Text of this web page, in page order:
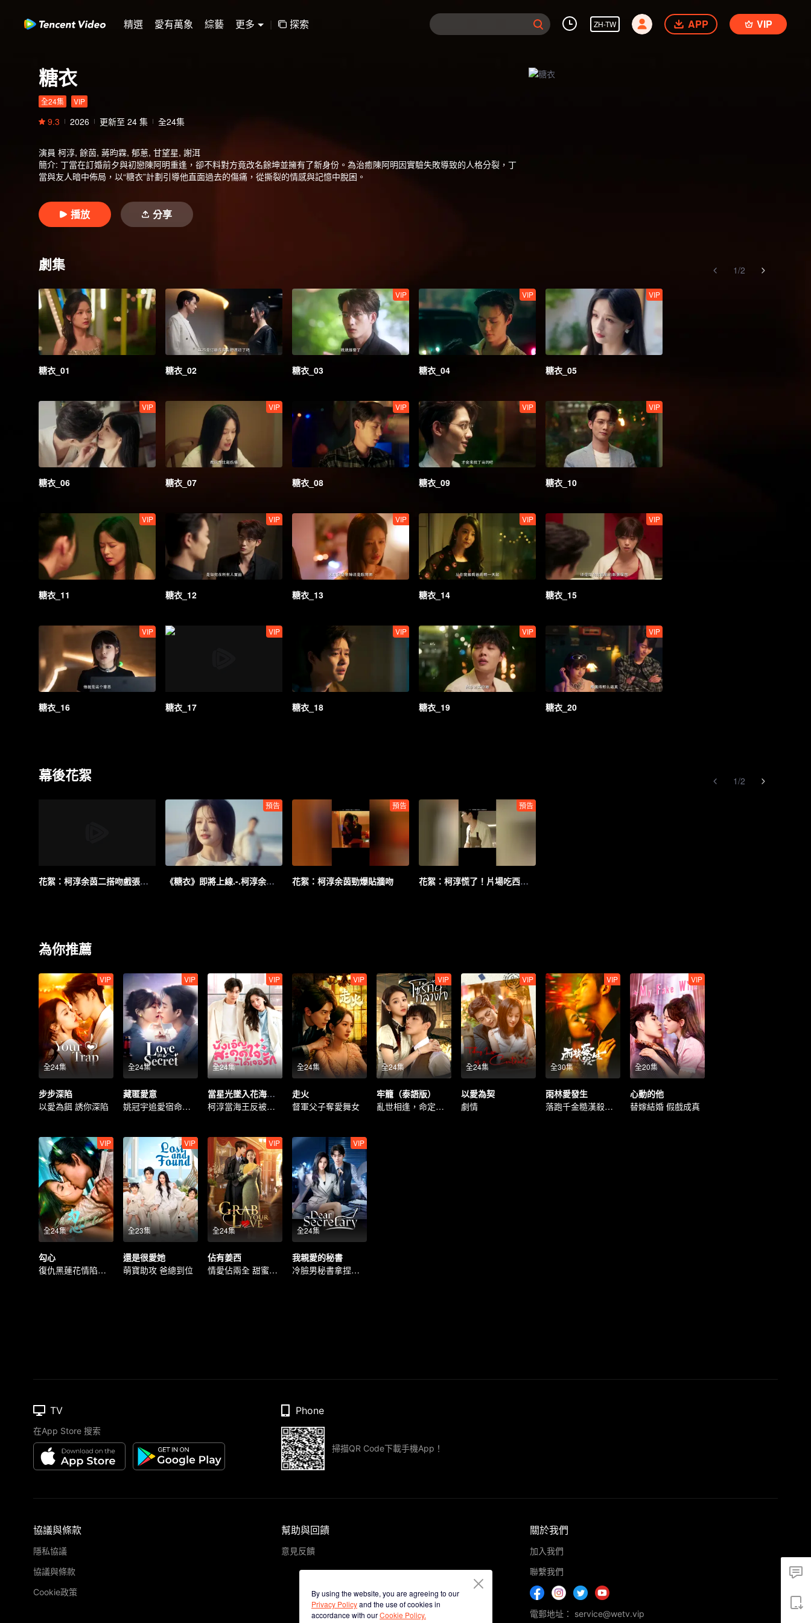
精選 愛有萬象 綜藝 更多 | 探索 ZH-TW APP VIP
糖衣
全24集 VIP
9.3 2026 更新至 24 集 全24集
演員 柯淳, 餘茵, 蔣昀霖, 郁蔥, 甘望星, 謝洱
簡介: 丁當在訂婚前夕與初戀陳阿明重逢，卻不料對方竟改名餘坤並擁有了新身份。為治癒陳阿明因實驗失敗導致的人格分裂，丁
當與友人暗中佈局，以“糖衣”計劃引導他直面過去的傷痛，從撕裂的情感與記憶中脫困。
播放 分享
劇集 1/2
糖衣_01 糖衣_02
VIP
糖衣_03
VIP
糖衣_04
VIP
糖衣_05
VIP
糖衣_06
VIP
糖衣_07
VIP
糖衣_08
VIP
糖衣_09
VIP
糖衣_10
VIP
糖衣_11
VIP
糖衣_12
VIP
糖衣_13
VIP
糖衣_14
VIP
糖衣_15
VIP
糖衣_16
VIP
糖衣_17
VIP
糖衣_18
VIP
糖衣_19
VIP
糖衣_20
幕後花絮 1/2
花絮：柯淳余茵二搭吻戲張力拉滿！
預告
《糖衣》即將上線.-.柯淳余茵深情二搭演繹浪漫懸愛
預告
花絮：柯淳余茵勁爆貼牆吻
預告
花絮：柯淳慌了！片場吃西葫蘆好怕有毒
為你推薦
全24集
VIP
步步深陷
以愛為餌 誘你深陷
全24集
VIP
藏匿愛意
姚冠宇追愛宿命拉扯
全24集
VIP
當星光墜入花海（泰語版）
柯淳當海王反被姐姐拿捏
全24集
VIP
走火
督軍父子奪愛舞女
全24集
VIP
牢籠（泰語版）
亂世相逢，命定絕戀
全24集
VIP
以愛為契
劇情
全30集
VIP
雨林愛發生
落跑千金糙漢殺手雙向救贖
全20集
VIP
心動的他
替嫁結婚 假戲成真
全24集
VIP
勾心
復仇黑蓮花情陷痞少
全23集
VIP
還是很愛她
萌寶助攻 爸總到位
全24集
VIP
佔有姜西
情愛佔兩全 甜蜜姜圓滿
全24集
VIP
我親愛的秘書
冷臉男秘書拿捏美豔女老闆
By using the website, you are agreeing to our
Privacy Policyand the use of cookies in
accordance with ourCookie Policy.
TV
在App Store 搜索
Phone
掃描QR Code下載手機App！
協議與條款
隱私協議
協議與條款
Cookie政策
幫助與回饋
意見反饋
關於我們
加入我們
聯繫我們
電郵地址： service@wetv.vip